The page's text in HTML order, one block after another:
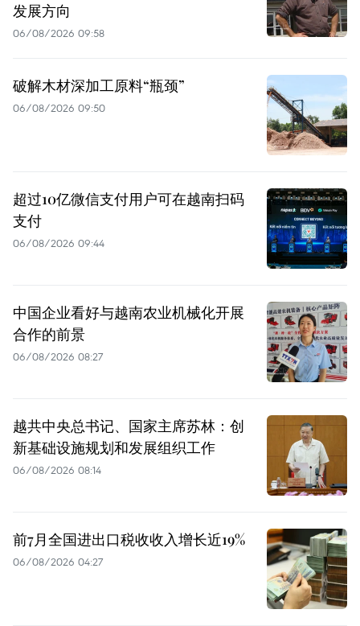
发展方向
06/08/2026 09:58
破解木材深加工原料“瓶颈”
06/08/2026 09:50
超过10亿微信支付用户可在越南扫码
支付
06/08/2026 09:44
中国企业看好与越南农业机械化开展
合作的前景
06/08/2026 08:27
越共中央总书记、国家主席苏林：创
新基础设施规划和发展组织工作
06/08/2026 08:14
前7月全国进出口税收收入增长近19%
06/08/2026 04:27